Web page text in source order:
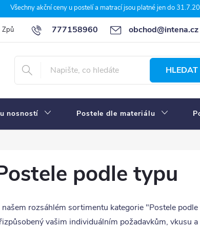
Všechny akční ceny u postelí a matrací jsou platné jen do
777158960 obchod@intena.cz
Způsoby a ceny dopravy 7 důvodů, proč nakupit u Intena
HLEDAT
nosností Postele dle materiálu
podle typu
našem rozsáhlém sortimentu kategorie "Postele
vašim individuálním požadavkům, vkusu